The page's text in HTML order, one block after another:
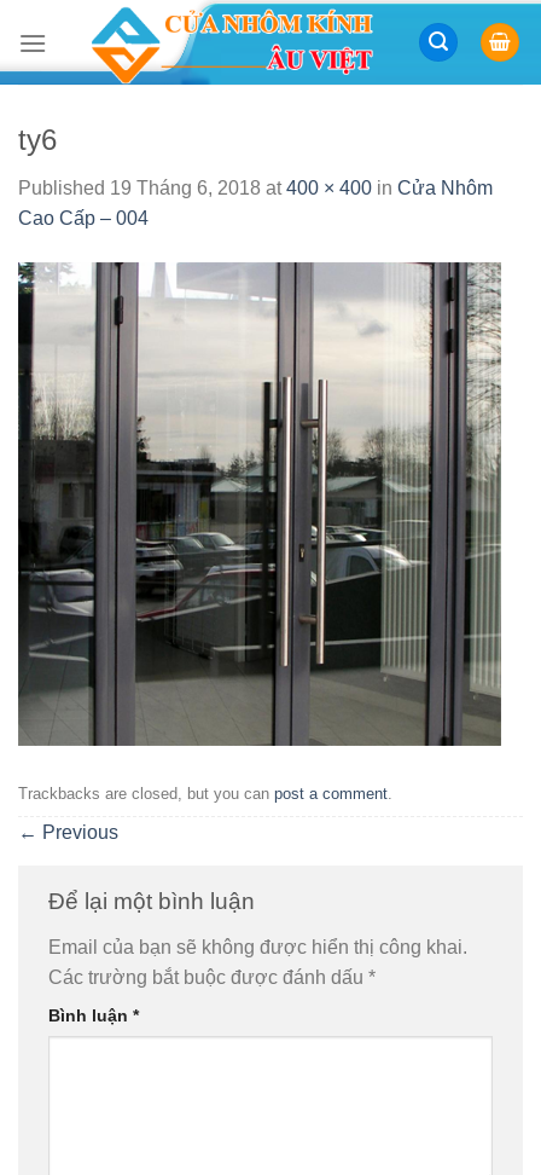
content
ty6
Published 19 Tháng 6, 2018 at400 × 400 in Cửa Nhôm
Cao Cấp – 004
Trackbacks are closed, but you can post a comment.
← Previous
Để lại một bình luận
Email của bạn sẽ không được hiển thị công khai.
Các trường bắt buộc được đánh dấu *
Bình luận *